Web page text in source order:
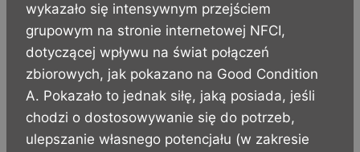
wykazało się intensywnym przejściem
grupowym na stronie internetowej NFCI,
dotyczącej wpływu na świat połączeń
zbiorowych, jak pokazano na Good Condition
A. Pokazało to jednak siłę, jaką posiada, jeśli
chodzi o dostosowywanie się do potrzeb,
ulepszanie własnego potencjału (w zakresie